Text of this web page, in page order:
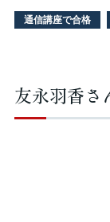
通信講座で合格
友永羽香さ